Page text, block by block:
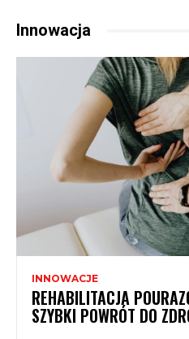
Innowacja
INNOWACJE
REHABILITACJA
SZYBKI POWRÓT DO